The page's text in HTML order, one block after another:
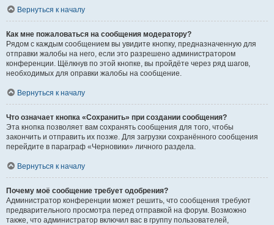
Вернуться к началу
Как мне пожаловаться на сообщения модератору?
Рядом с каждым сообщением вы увидите кнопку, предназначенную для
отправки жалобы на него, если это разрешено администратором
конференции. Щёлкнув по этой кнопке, вы пройдёте через ряд шагов,
необходимых для оправки жалобы на сообщение.
Вернуться к началу
Что означает кнопка «Сохранить» при создании сообщения?
Эта кнопка позволяет вам сохранять сообщения для того, чтобы
закончить и отправить их позже. Для загрузки сохранённого сообщения
перейдите в параграф «Черновики» личного раздела.
Вернуться к началу
Почему моё сообщение требует одобрения?
Администратор конференции может решить, что сообщения требуют
предварительного просмотра перед отправкой на форум. Возможно
также, что администратор включил вас в группу пользователей,